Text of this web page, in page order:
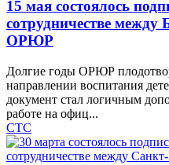
15 мая состоялось
сотрудничестве между
ОРЮР
Долгие годы ОРЮР
направлении воспитания
документ стал логичным
работе на офиц...
СТС